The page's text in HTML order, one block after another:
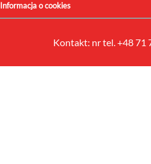
Informacja o cookies
Kontakt: nr tel. +48 71